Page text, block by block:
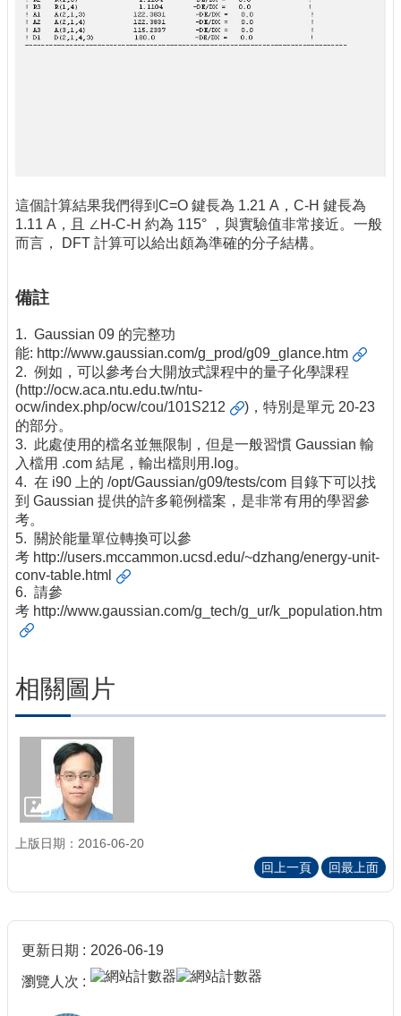
這個計算結果我們得到C=O 鍵長為 1.21 A，C-H 鍵長為
1.11 A，且 ∠H-C-H 約為 115° ，與實驗值非常接近。一般
而言， DFT 計算可以給出頗為準確的分子結構。
備註
1. Gaussian 09 的完整功
能: http://www.gaussian.com/g_prod/g09_glance.htm
2. 例如，可以參考台大開放式課程中的量子化學課程
(http://ocw.aca.ntu.edu.tw/ntu-
ocw/index.php/ocw/cou/101S212
)，特別是單元 20-23
的部分。
3. 此處使用的檔名並無限制，但是一般習慣 Gaussian 輸
入檔用 .com 結尾，輸出檔則用.log。
4. 在 i90 上的 /opt/Gaussian/g09/tests/com 目錄下可以找
到 Gaussian 提供的許多範例檔案，是非常有用的學習參
考。
5. 關於能量單位轉換可以參
考 http://users.mccammon.ucsd.edu/~dzhang/energy-unit-
conv-table.html
6. 請參
考 http://www.gaussian.com/g_tech/g_ur/k_population.htm
相關圖片
上版日期：2016-06-20
回上一頁
回最上面
更新日期 2026-06-19
瀏覽人次